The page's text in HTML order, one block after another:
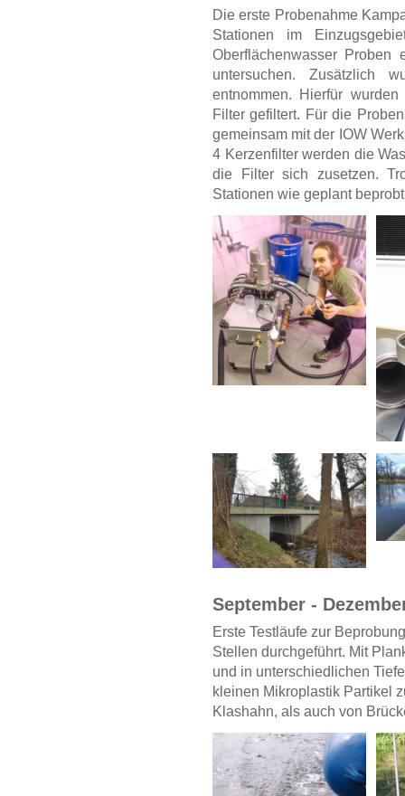
Die erste Probenahme
Stationen im
Oberflächenwasser Proben
untersuchen. Zusätzlich
entnommen. Hierfür
Filter gefiltert. Für die
gemeinsam mit der IOW
4 Kerzenfilter werden die
die Filter sich zusetzen.
Stationen wie geplant
September -
Erste Testläufe zur
Stellen durchgeführt. Mit
und in unterschiedlichen
kleinen Mikroplastik Partikel
Klashahn, als auch von